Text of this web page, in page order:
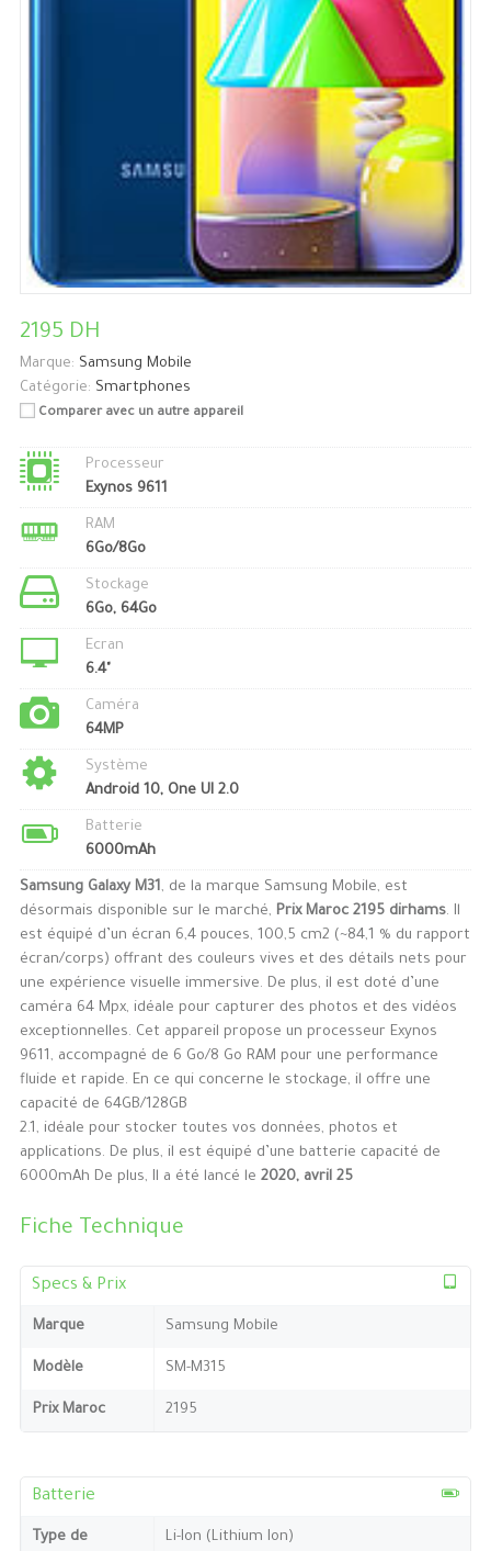
2195 DH
Marque: Samsung Mobile
Catégorie: Smartphones
Comparer avec un autre appareil
Processeur
Exynos 9611
RAM
6Go/8Go
Stockage
6Go, 64Go
Ecran
6.4"
Caméra
64MP
Système
Android 10, One UI 2.0
Batterie
6000mAh
Samsung Galaxy M31, de la marque Samsung Mobile, est
désormais disponible sur le marché, Prix Maroc 2195 dirhams. Il
est équipé d’un écran 6,4 pouces, 100,5 cm2 (~84,1 % du rapport
écran/corps) offrant des couleurs vives et des détails nets pour
une expérience visuelle immersive. De plus, il est doté d’une
caméra 64 Mpx, idéale pour capturer des photos et des vidéos
exceptionnelles. Cet appareil propose un processeur Exynos
9611, accompagné de 6 Go/8 Go RAM pour une performance
fluide et rapide. En ce qui concerne le stockage, il offre une
capacité de 64GB/128GB
2.1, idéale pour stocker toutes vos données, photos et
applications. De plus, il est équipé d’une batterie capacité de
6000mAh De plus, Il a été lancé le 2020, avril 25
Fiche Technique
Specs & Prix
Marque Samsung Mobile
Modèle SM-M315
Prix Maroc 2195
Batterie
Type de
Li-Ion (Lithium Ion)